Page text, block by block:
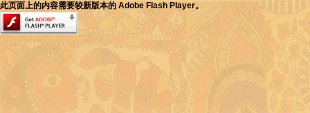
此页面上的内容需要较新版本的 Adobe Flash Player。